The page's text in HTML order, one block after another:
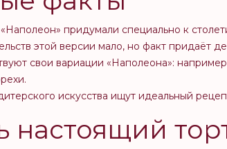
придумали специально к
этой версии мало, но факт придаёт
свои вариации «Наполеона»:
искусства ищут идеальный
настоящий